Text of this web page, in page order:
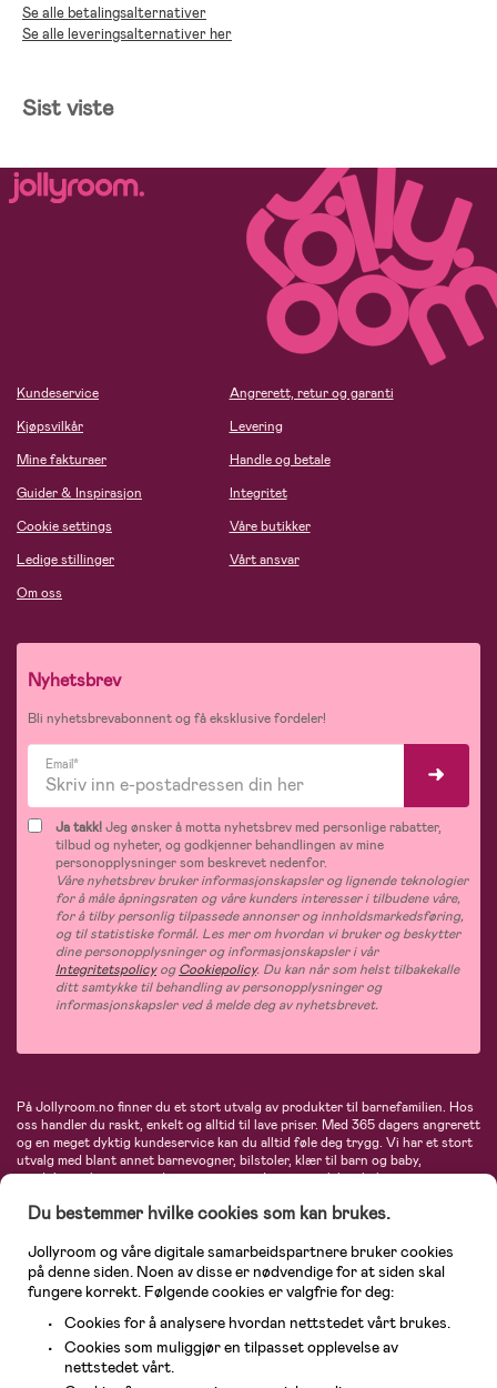
;Se alle betalingsalternativer
Se alle leveringsalternativer her
Sist viste
Kundeservice
Kjøpsvilkår
Mine fakturaer
Guider & Inspirasjon
Cookie settings
Ledige stillinger
Om oss
Angrerett, retur og garanti
Levering
Handle og betale
Integritet
Våre butikker
Vårt ansvar
Nyhetsbrev
Bli nyhetsbrevabonnent og få eksklusive fordeler!
Email*
Ja takk!Jeg ønsker å motta nyhetsbrev med personlige rabatter,
tilbud og nyheter, og godkjenner behandlingen av mine
personopplysninger som beskrevet nedenfor.
Våre nyhetsbrev bruker informasjonskapsler og lignende teknologier
for å måle åpningsraten og våre kunders interesser i tilbudene våre,
for å tilby personlig tilpassede annonser og innholdsmarkedsføring,
og til statistiske formål. Les mer om hvordan vi bruker og beskytter
dine personopplysninger og informasjonskapsler i vår
IntegritetspolicyogCookiepolicy. Du kan når som helst tilbakekalle
ditt samtykke til behandling av personopplysninger og
informasjonskapsler ved å melde deg av nyhetsbrevet.
På Jollyroom.no finner du et stort utvalg av produkter til barnefamilien. Hos
oss handler du raskt, enkelt og alltid til lave priser. Med 365 dagers angrerett
og en meget dyktig kundeservice kan du alltid føle deg trygg. Vi har et stort
utvalg med blant annet barnevogner, bilstoler, klær til barn og baby,
produkter til mor, mengder av inspirerende interiør, leker, babyustyr og mye
Maxi-Cosi, Baby Jogger, BabyBjörn, Didriksons, KidKraft, Ergobaby, Philips
største nettbutikk for barn og baby!
Du bestemmer hvilke cookies som kan brukes.
Jollyroom og våre digitale samarbeidspartnere bruker cookies
på denne siden. Noen av disse er nødvendige for at siden skal
fungere korrekt. Følgende cookies er valgfrie for deg:
Cookies for å analysere hvordan nettstedet vårt brukes.
Cookies som muliggjør en tilpasset opplevelse av
nettstedet vårt.